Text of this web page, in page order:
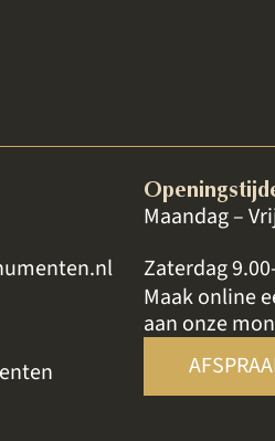
Maandag –
Zaterdag
Maak online
aan onze